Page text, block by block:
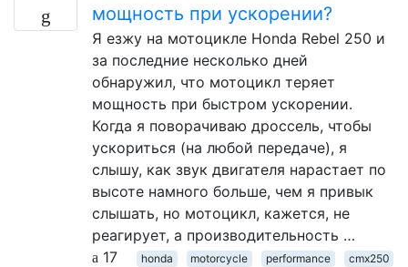
мощность при ускорении?
Я езжу на мотоцикле Honda Rebel 250 и
за последние несколько дней
обнаружил, что мотоцикл теряет
мощность при быстром ускорении.
Когда я поворачиваю дроссель, чтобы
ускориться (на любой передаче), я
слышу, как звук двигателя нарастает по
высоте намного больше, чем я привык
слышать, но мотоцикл, кажется, не
реагирует, а производительность …
17
honda motorcycle performance cmx250